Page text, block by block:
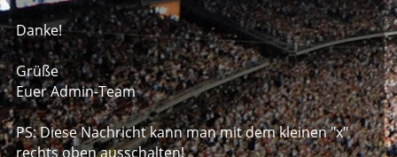
Danke!
Grüße
Euer Admin-Team
PS: Diese Nachricht kann man mit dem kleinen "x"
rechts oben ausschalten!